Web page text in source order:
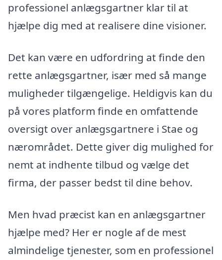
professionel anlægsgartner klar til at
hjælpe dig med at realisere dine visioner.
Det kan være en udfordring at finde den
rette anlægsgartner, især med så mange
muligheder tilgængelige. Heldigvis kan du
på vores platform finde en omfattende
oversigt over anlægsgartnere i Stae og
nærområdet. Dette giver dig mulighed for
nemt at indhente tilbud og vælge det
firma, der passer bedst til dine behov.
Men hvad præcist kan en anlægsgartner
hjælpe med? Her er nogle af de mest
almindelige tjenester, som en professionel